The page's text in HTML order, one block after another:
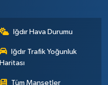
Iğdır Hava Durumu
Iğdır Trafik Yoğunluk
Haritası
Tüm Manşetler